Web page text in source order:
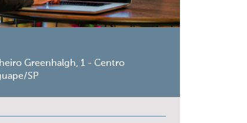
Greenhalgh, 1 - Centro
SP